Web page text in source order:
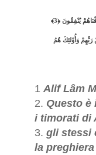
الم﴿1﴾ ذَلِكَ الكِتَابُ لاَرَيْبَ فِيهِ هُدىً لِلمُتَّقِينَ﴿2﴾ الَّذِينَ ُيؤْمِنُونَ بِالغَيْبِ وَيُقِيمُونَ الصَّلاةَ وَمِمَّا رَزَقْنَاهُمْ يُنْفِقُونَ ﴿3﴾
﴿4﴾ أُوْلئِكَ عَلَى هُدًى مِنْ رَبِّهِمْ وَأُوْلئِكَ هُمُ
1 Alif Lâm
2. Questo è
i timorati di
3. gli stessi
la